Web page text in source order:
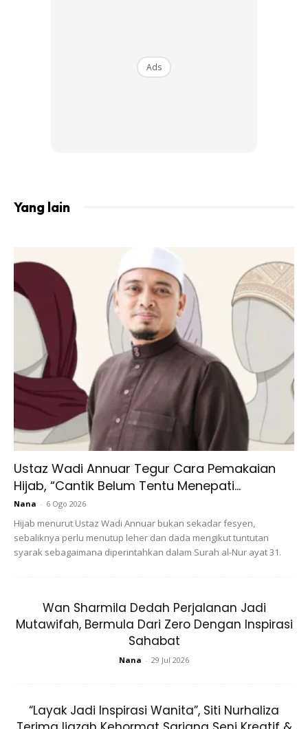
Ads
Yang lain
Ustaz Wadi Annuar Tegur Cara Pemakaian
Hijab, “Cantik Belum Tentu Menepati...
Nana - 6 Ogo 2026
Hijab menurut Ustaz Wadi Annuar bukan sekadar fesyen,
sebaliknya perlu menutup leher dan dada mengikut tuntutan
syarak sebagaimana diperintahkan dalam Surah al-Nur ayat 31.
Wan Sharmila Dedah Perjalanan Jadi
Mutawifah, Bermula Dari Zero Dengan Inspirasi
Sahabat
Nana - 29 Jul 2026
“Layak Jadi Inspirasi Wanita”, Siti Nurhaliza